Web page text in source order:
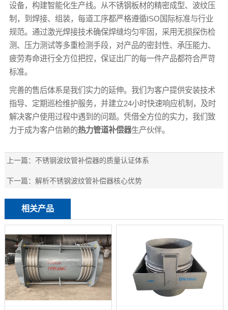
设备，构建智能化生产线。从不锈钢板材的精密成型、波纹压
制，到焊接、组装，每道工序都严格遵循ISO国际标准与行业
规范。通过激光焊接技术确保焊缝均匀牢固，采用无损探伤检
测、压力测试等多重检测手段，对产品的密封性、承压能力、
疲劳寿命进行全方位把控，保证出厂的每一件产品都符合严苛
标准。
完善的售后体系是我们实力的延伸。我们为客户提供安装技术
指导、定期巡检维护服务，并建立24小时快速响应机制，及时
解决客户使用过程中遇到的问题。凭借全方位的实力，我们致
力于成为客户信赖的热力管道补偿器生产伙伴。
上一篇： 不锈钢波纹管补偿器的质量认证体系
下一篇：解析不锈钢波纹管补偿器核心优势
相关产品